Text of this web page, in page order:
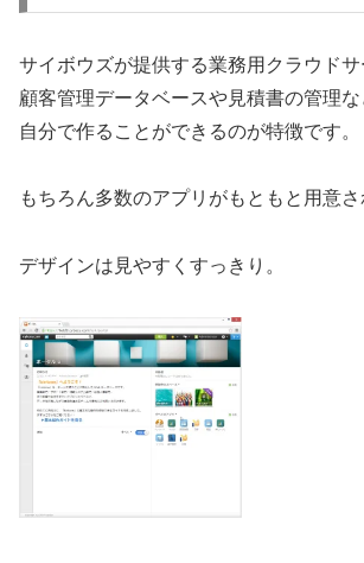
サイボウズが提供する業務用クラウドサ
顧客管理データベースや見積書の管理
自分で作ることができるのが特徴です。
もちろん多数のアプリがもともと用意さ
デザインは見やすくすっきり。